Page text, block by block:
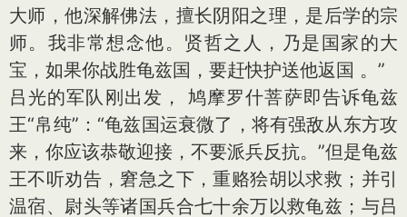
大师，他深解佛法，擅长阴阳之理，是后学的宗
师。我非常想念他。贤哲之人，乃是国家的大
宝，如果你战胜龟兹国，要赶快护送他返国 。”
吕光的军队刚出发， 鸠摩罗什菩萨即告诉龟兹
王“帛纯”：“龟兹国运衰微了，将有强敌从东方攻
来，你应该恭敬迎接，不要派兵反抗。”但是龟兹
王不听劝告，窘急之下，重赂狯胡以求救；并引
温宿、尉头等诸国兵合七十余万以救龟兹；与吕